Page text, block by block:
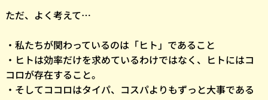
ただ、よく考えて…
・私たちが関わっているのは「ヒト」であること
・ヒトは効率だけを求めているわけではなく、ヒトにはコ
コロが存在すること。
・そしてココロはタイパ、コスパよりもずっと大事である